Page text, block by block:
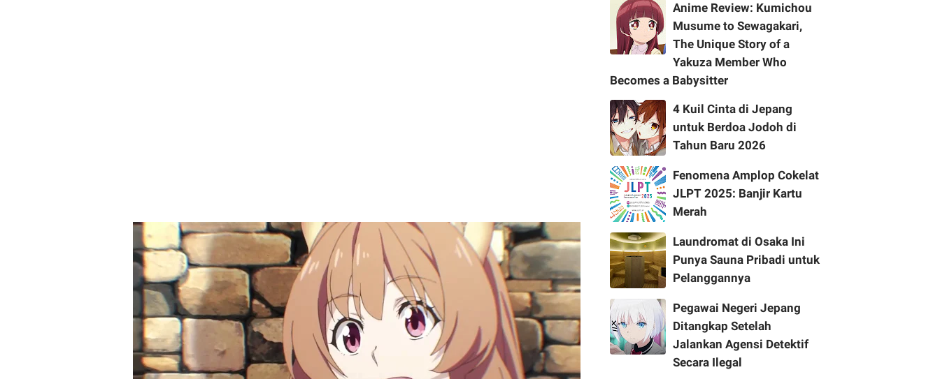
Anime Review: Kumichou
Musume to Sewagakari,
The Unique Story of a
Yakuza Member Who
Becomes a Babysitter
4 Kuil Cinta di Jepang
untuk Berdoa Jodoh di
Tahun Baru 2026
Fenomena Amplop Cokelat
JLPT 2025: Banjir Kartu
Merah
Laundromat di Osaka Ini
Punya Sauna Pribadi untuk
Pelanggannya
Pegawai Negeri Jepang
Ditangkap Setelah
Jalankan Agensi Detektif
Secara Ilegal